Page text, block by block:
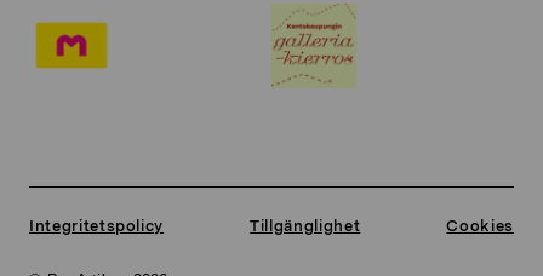
Integritetspolicy Tillgänglighet Cookies